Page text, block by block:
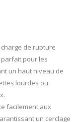
de rupture
parfait pour les
un haut niveau de
lourdes ou
facilement aux
un cerclage